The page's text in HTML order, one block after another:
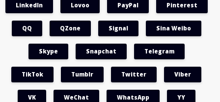
LinkedIn Lovoo PayPal Pinterest
QQ QZone Signal Sina Weibo
Skype Snapchat Telegram
TikTok Tumblr Twitter Viber
VK WeChat WhatsApp YY